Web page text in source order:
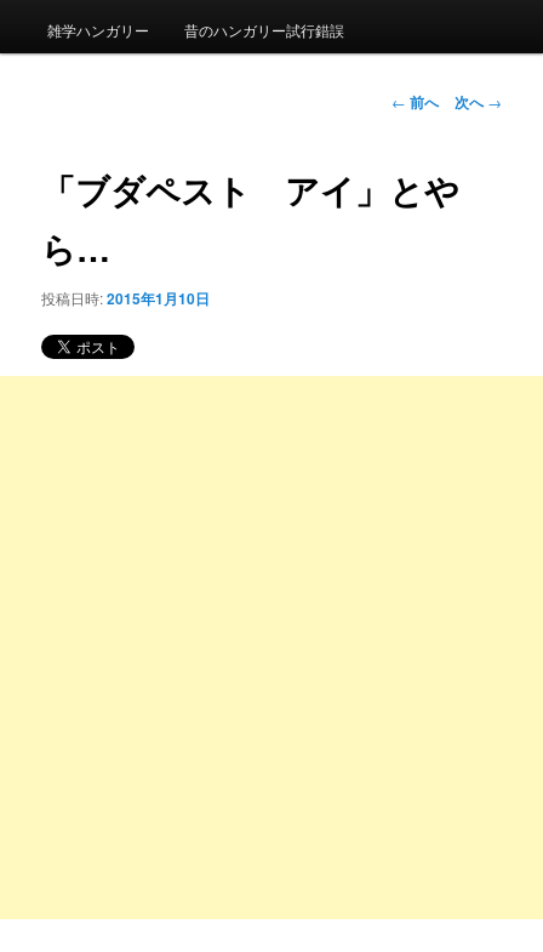
イ
ン
テ
ン
ツ
雑学ハンガリー 昔のハンガリー試行錯誤
投
ビ
ゲ
← 前へ 次へ→
「ブダペスト アイ」とや
ら…
投稿日時:2015年1月10日